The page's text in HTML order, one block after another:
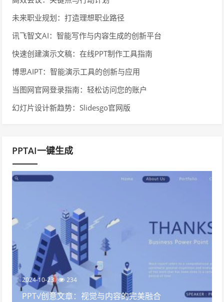
未来职业规划：打造理想职业路径
讯飞智文AI：智能写作与内容生成的创新平台
快速创建演示文稿：在线PPT制作工具指南
博思AIPT：智能演示工具的创新与应用
当图网官网登录指南：轻松访问您的账户
幻灯片设计新趋势：Slidesgo官网版
PPTAI一键生成
2024-10-23 234
PPT√创意文章：视觉与内容的完美融合